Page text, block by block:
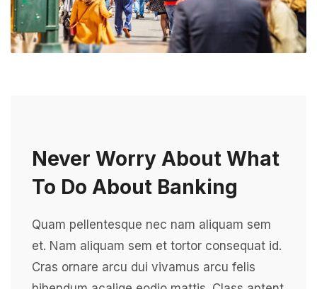
Never Worry About What
To Do About Banking
Quam pellentesque nec nam aliquam sem
et. Nam aliquam sem et tortor consequat id.
Cras ornare arcu dui vivamus arcu felis